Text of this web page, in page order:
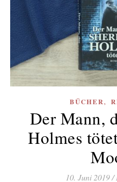
BÜCHER,
Der Mann,
Holmes
10. Juni 2019/